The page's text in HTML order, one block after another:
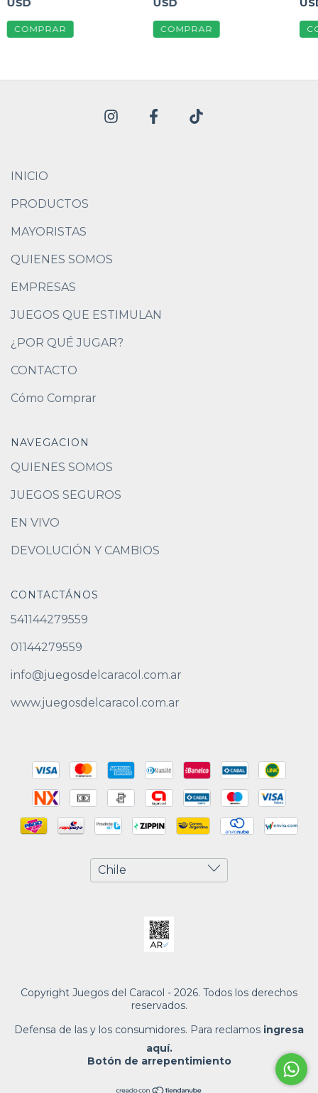
INICIO
PRODUCTOS
MAYORISTAS
QUIENES SOMOS
EMPRESAS
JUEGOS QUE ESTIMULAN
¿POR QUÉ JUGAR?
CONTACTO
Cómo Comprar
NAVEGACION
QUIENES SOMOS
JUEGOS SEGUROS
EN VIVO
DEVOLUCIÓN Y CAMBIOS
CONTACTÁNOS
541144279559
01144279559
info@juegosdelcaracol.com.ar
www.juegosdelcaracol.com.ar
Copyright Juegos del Caracol - 2026. Todos los derechos
reservados.
Defensa de las y los consumidores. Para reclamos ingresa
aquí.
Botón de arrepentimiento